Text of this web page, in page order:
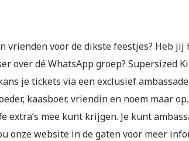
vrienden voor de dikste feestjes? Heb jij
over dé WhatsApp groep? Supersized
je tickets via een exclusief
kaasboer, vriendin en noem maar
mee kunt krijgen. Je kunt
onze website in de gaten voor meer